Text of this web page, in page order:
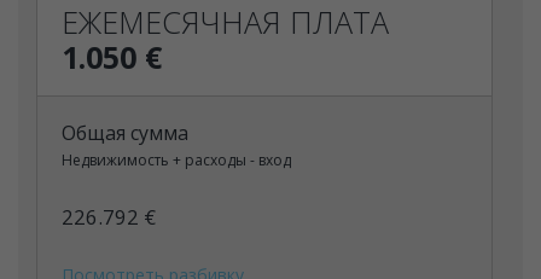
ЕЖЕМЕСЯЧНАЯ ПЛАТА
1.050 €
Общая сумма
Недвижимость + расходы - вход
226.792 €